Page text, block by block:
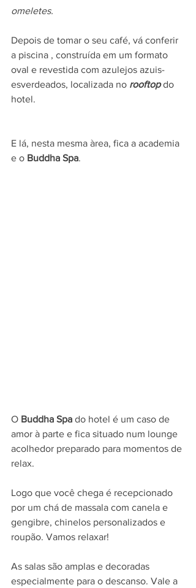
omeletes.
Depois de tomar o seu café, vá conferir
a piscina , construída em um formato
oval e revestida com azulejos azuis-
esverdeados, localizada no rooftop do
hotel.
E lá, nesta mesma àrea, fica a academia
e o Buddha Spa.
O Buddha Spa do hotel é um caso de
amor à parte e fica situado num lounge
acolhedor preparado para momentos de
relax.
Logo que você chega é recepcionado
por um chá de massala com canela e
gengibre, chinelos personalizados e
roupão. Vamos relaxar!
As salas são amplas e decoradas
especialmente para o descanso. Vale a